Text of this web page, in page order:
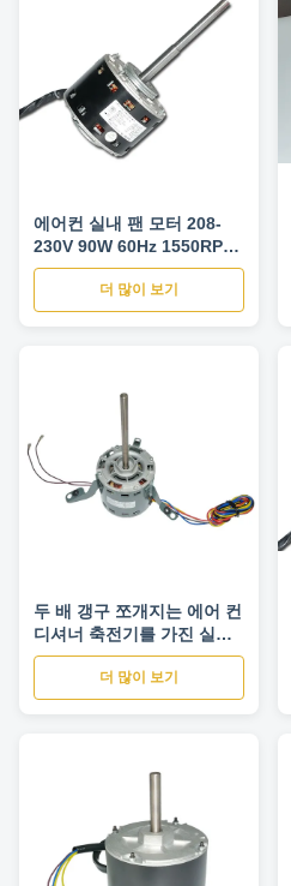
에어컨 실내 팬 모터 208-
230V 90W 60Hz 1550RPM
속도
더 많이 보기
두 배 갱구 쪼개지는 에어 컨
디셔너 축전기를 가진 실내
선풍기 모터
더 많이 보기